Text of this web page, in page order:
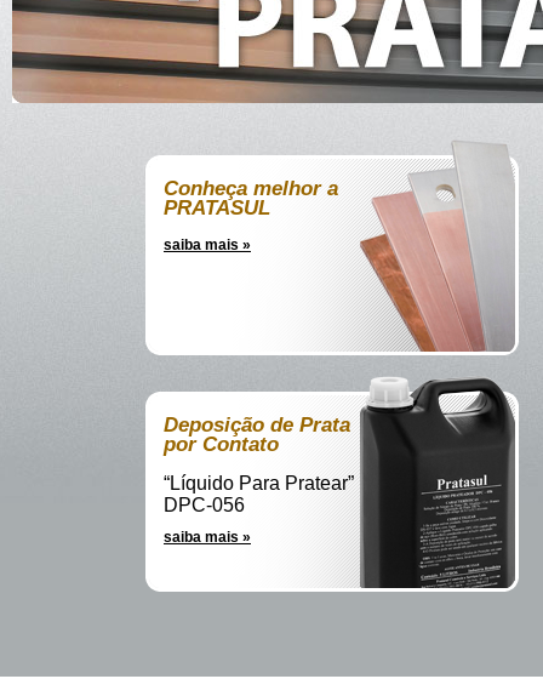
Conheça melhor a
PRATASUL
saiba mais »
Deposição de Prata
por Contato
“Líquido Para Pratear”
DPC-056
saiba mais »